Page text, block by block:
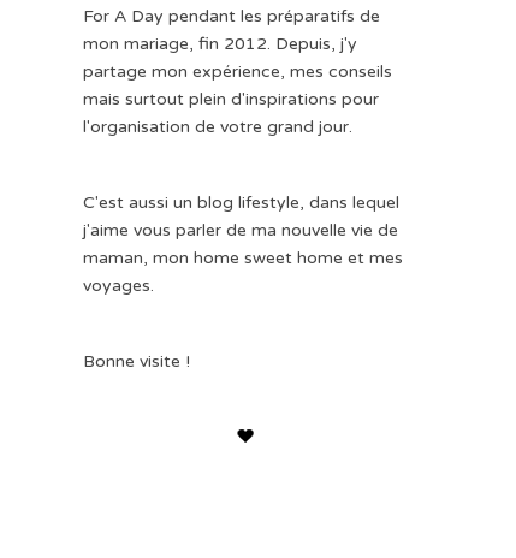
For A Day pendant les préparatifs de
mon mariage, fin 2012. Depuis, j'y
partage mon expérience, mes conseils
mais surtout plein d'inspirations pour
l'organisation de votre grand jour.
C'est aussi un blog lifestyle, dans lequel
j'aime vous parler de ma nouvelle vie de
maman, mon home sweet home et mes
voyages.
Bonne visite !